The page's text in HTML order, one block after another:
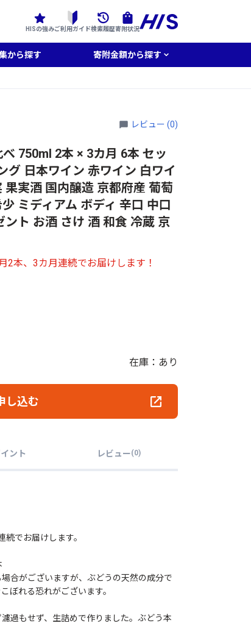
HISの強みご利用ガイド検索履歴寄附状況
から探す 寄附金額から探す
レビュー (0)
750ml 2本 × 3カ月 6本 セッ
グ 日本ワイン 赤ワイン 白ワイ
実酒 国内醸造 京都府産 葡萄
ミディアム ボディ 辛口 中口
ト お酒 さけ 酒 和食 冷蔵 京
2本、3カ月連続でお届けします！
在庫：あり
し込む
ント レビュー(0)
でお届けします。
合がございますが、ぶどうの天然の成分で
ぼれる恐れがございます。
過もせず、生詰めで作りました。ぶどう本